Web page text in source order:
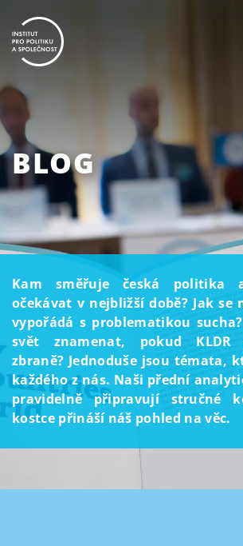
BLOG
Kam směřuje česká politika
očekávat v nejbližší době? Jak se
vypořádá s problematikou
svět znamenat, pokud KLDR
zbraně? Jednoduše jsou témata,
každého z nás. Naši přední
pravidelně připravují stručné
kostce přináší náš pohled na věc.